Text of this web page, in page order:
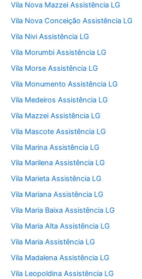
Vila Nova Mazzei Assistência LG
Vila Nova Conceição Assistência LG
Vila Nivi Assistência LG
Vila Morumbi Assistência LG
Vila Morse Assistência LG
Vila Monumento Assistência LG
Vila Medeiros Assistência LG
Vila Mazzei Assistência LG
Vila Mascote Assistência LG
Vila Marina Assistência LG
Vila Marilena Assistência LG
Vila Marieta Assistência LG
Vila Mariana Assistência LG
Vila Maria Baixa Assistência LG
Vila Maria Alta Assistência LG
Vila Maria Assistência LG
Vila Madalena Assistência LG
Vila Leopoldina Assistência LG